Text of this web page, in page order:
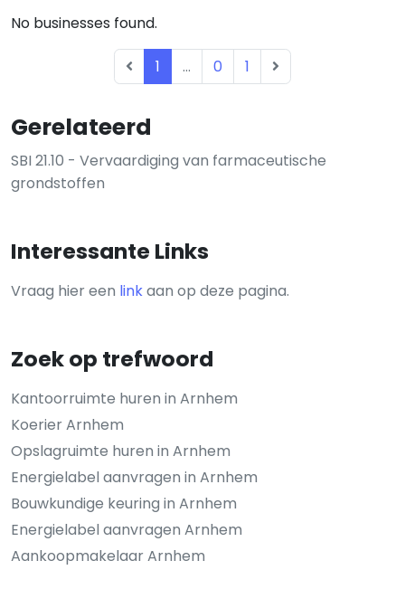
Gerelateerd
SBI 21.10 - Vervaardiging van farmaceutische
grondstoffen
Interessante Links
Vraag hier een linkaan op deze pagina.
Zoek op trefwoord
Kantoorruimte huren in Arnhem
Koerier Arnhem
Opslagruimte huren in Arnhem
Energielabel aanvragen in Arnhem
Bouwkundige keuring in Arnhem
Energielabel aanvragen Arnhem
Aankoopmakelaar Arnhem
No businesses found.
1 ... 0 1